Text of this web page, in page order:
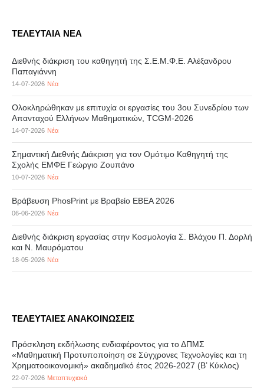
ΤΕΛΕΥΤΑΙΑ ΝΕΑ
Διεθνής διάκριση του καθηγητή της Σ.Ε.Μ.Φ.Ε. Αλέξανδρου
Παπαγιάννη
14-07-2026 Νέα
Ολοκληρώθηκαν με επιτυχία οι εργασίες του 3ου Συνεδρίου των
Απανταχού Ελλήνων Μαθηματικών, TCGM-2026
14-07-2026 Νέα
Σημαντική Διεθνής Διάκριση για τον Ομότιμο Καθηγητή της
Σχολής ΕΜΦΕ Γεώργιο Ζουπάνο
10-07-2026 Νέα
Βράβευση PhosPrint με Βραβείο ΕΒΕΑ 2026
06-06-2026 Νέα
Διεθνής διάκριση εργασίας στην Κοσμολογία Σ. Βλάχου Π. Δορλή
και Ν. Μαυρόματου
18-05-2026 Νέα
ΤΕΛΕΥΤΑΙΕΣ ΑΝΑΚΟΙΝΩΣΕΙΣ
Πρόσκληση εκδήλωσης ενδιαφέροντος για το ΔΠΜΣ
«Μαθηματική Προτυποποίηση σε Σύγχρονες Τεχνολογίες και τη
Χρηματοοικονομική» ακαδημαϊκό έτος 2026-2027 (B’ Kύκλος)
22-07-2026 Μεταπτυχιακά